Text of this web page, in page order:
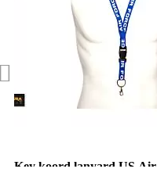
Key koord lanyard US Air